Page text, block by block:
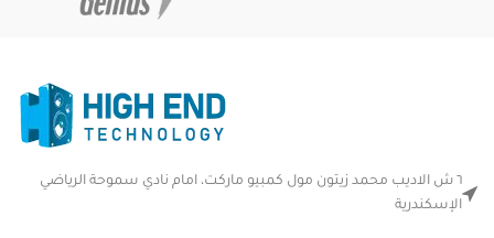
٦ ش الاديب محمد زيتون مول كمبيو ماركت، امام نادي سموحة الرياضي
الإسكندرية